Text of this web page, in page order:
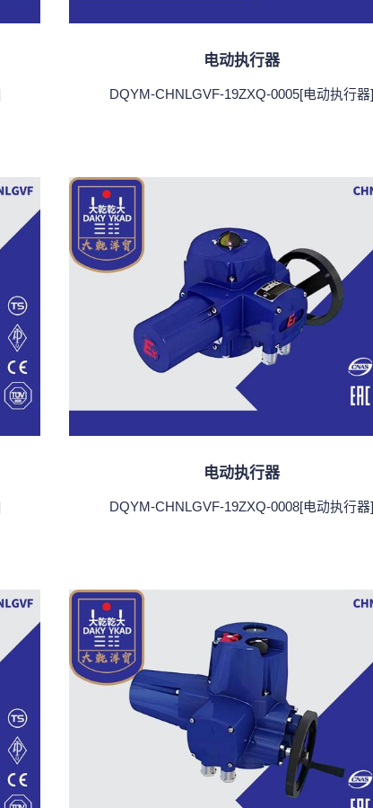
电动执行器
DQYM-CHNLGVF-19ZXQ-0005[电动执行器]
电动执行器
DQYM-CHNLGVF-19ZXQ-0008[电动执行器]